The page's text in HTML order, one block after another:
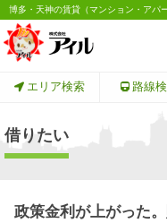
博多・天神の賃貸（マンション・アパ
エリア検索 路線
借りたい
政策金利が上がった